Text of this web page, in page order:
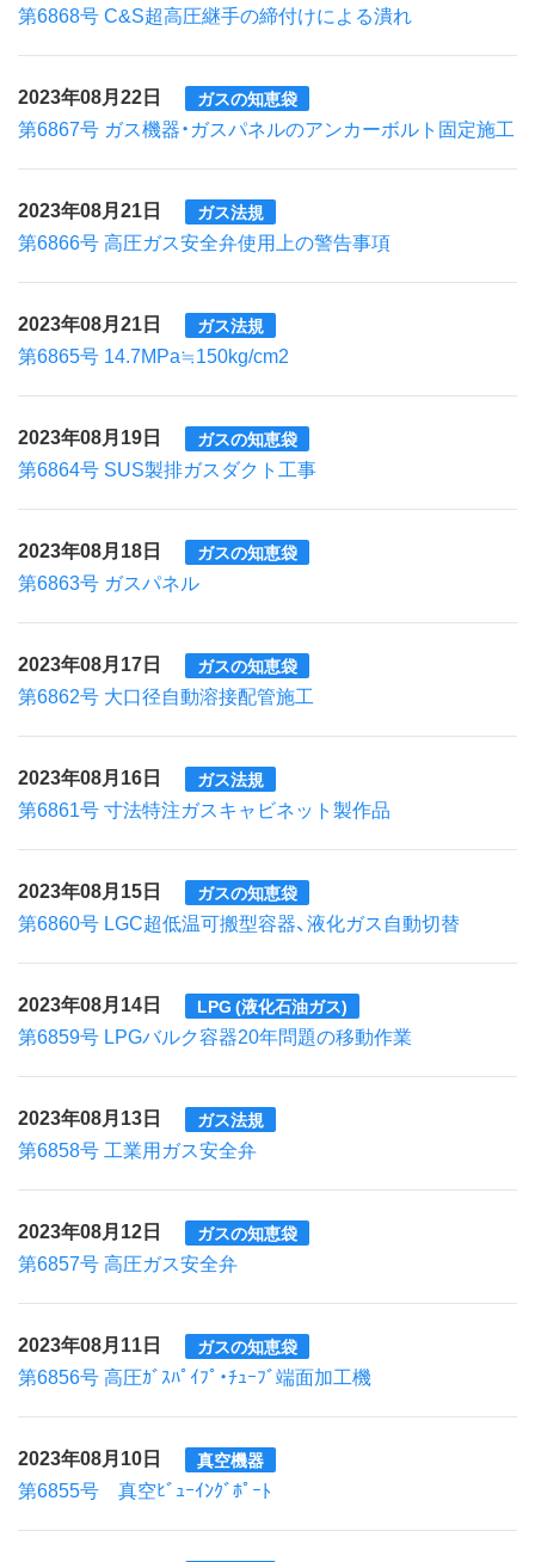
第6868号 C&S超高圧継手の締付けによる潰れ
2023年08月22日 ガスの知恵袋
第6867号 ガス機器・ガスパネルのアンカーボルト固定施工
2023年08月21日 ガス法規
第6866号 高圧ガス安全弁使用上の警告事項
2023年08月21日 ガス法規
第6865号 14.7MPa≒150kg/cm2
2023年08月19日 ガスの知恵袋
第6864号 SUS製排ガスダクト工事
2023年08月18日 ガスの知恵袋
第6863号 ガスパネル
2023年08月17日 ガスの知恵袋
第6862号 大口径自動溶接配管施工
2023年08月16日 ガス法規
第6861号 寸法特注ガスキャビネット製作品
2023年08月15日 ガスの知恵袋
第6860号 LGC超低温可搬型容器、液化ガス自動切替
2023年08月14日 LPG (液化石油ガス)
第6859号 LPGバルク容器20年問題の移動作業
2023年08月13日 ガス法規
第6858号 工業用ガス安全弁
2023年08月12日 ガスの知恵袋
第6857号 高圧ガス安全弁
2023年08月11日 ガスの知恵袋
第6856号 高圧ｶﾞｽﾊﾟｲﾌﾟ・ﾁｭｰﾌﾞ端面加工機
2023年08月10日 真空機器
第6855号 真空ﾋﾞｭｰｲﾝｸﾞﾎﾟｰﾄ